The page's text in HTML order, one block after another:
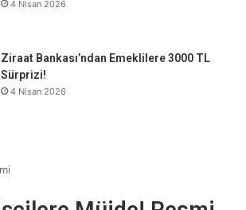
4 Nisan 2026
Ziraat Bankası’ndan Emeklilere 3000 TL
Sürprizi!
4 Nisan 2026